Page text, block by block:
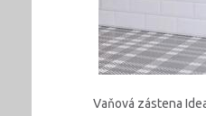
Vaňová zástena